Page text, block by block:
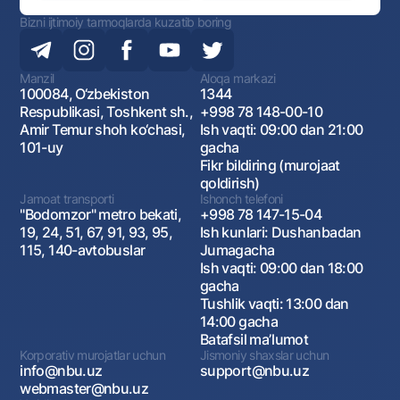
Bizni ijtimoiy tarmoqlarda kuzatib boring
Manzil
100084, O‘zbekiston
Respublikasi, Toshkent sh.,
Amir Temur shoh ko‘chasi,
101-uy
Aloqa markazi
1344
+998 78 148-00-10
Ish vaqti: 09:00 dan 21:00
gacha
Fikr bildiring (murojaat
qoldirish)
Jamoat transporti
"Bodomzor" metro bekati,
19, 24, 51, 67, 91, 93, 95,
115, 140-avtobuslar
Ishonch telefoni
+998 78 147-15-04
Ish kunlari: Dushanbadan
Jumagacha
Ish vaqti: 09:00 dan 18:00
gacha
Tushlik vaqti: 13:00 dan
14:00 gacha
Batafsil maʼlumot
Korporativ murojatlar uchun
info@nbu.uz
webmaster@nbu.uz
Jismoniy shaxslar uchun
support@nbu.uz